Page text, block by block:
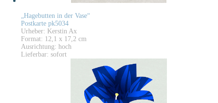
„Hagebutten in der Vase“
Postkarte pk5034
Urheber: Kerstin Ax
Format: 12,1 x 17,2 cm
Ausrichtung: hoch
Lieferbar: sofort